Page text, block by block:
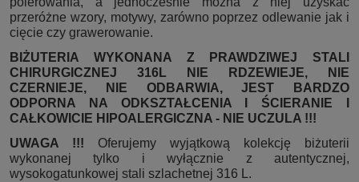
przeróżne wzory, motywy, zarówno poprzez odlewanie jak i
cięcie czy grawerowanie.
BIŻUTERIA WYKONANA Z PRAWDZIWEJ STALI
CHIRURGICZNEJ 316L NIE RDZEWIEJE, NIE
CZERNIEJE, NIE ODBARWIA, JEST BARDZO
ODPORNA NA ODKSZTAŁCENIA I ŚCIERANIE I
CAŁKOWICIE HIPOALERGICZNA - NIE UCZULA !!!
UWAGA !!! Oferujemy wyjątkową kolekcję biżuterii
wykonanej tylko i wyłącznie z autentycznej,
wysokogatunkowej stali szlachetnej 316 L.